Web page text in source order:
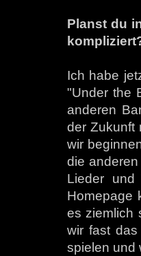
Planst du
Ich habe
"Under the
anderen
der Zukunft
wir
die
Lieder
Homepage
es ziemlich
wir fast
spielen und